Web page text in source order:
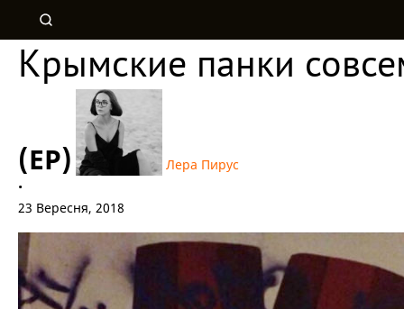
Крымские панки
(EP)
Лера Пирус
•
23 Вересня, 2018